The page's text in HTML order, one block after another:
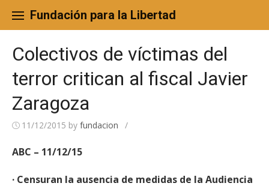
content
Fundación para la Libertad
Colectivos de víctimas del
terror critican al fiscal Javier
Zaragoza
11/12/2015 by fundacion /
ABC – 11/12/15
· Censuran la ausencia de medidas de la Audiencia